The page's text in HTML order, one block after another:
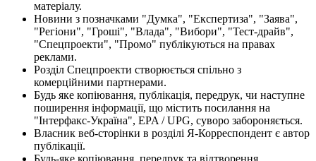
матеріалу.
Новини з позначками "Думка", "Експертиза", "Заява",
"Регіони", "Гроші", "Влада", "Вибори", "Тест-драйв",
"Спецпроекти", "Промо" публікуються на правах
реклами.
Розділ Спецпроекти створюється спільно з
комерційними партнерами.
Будь яке копіювання, публікація, передрук, чи наступне
поширення інформації, що містить посилання на
"Інтерфакс-Україна", EPA / UPG, суворо забороняється.
Власник веб-сторінки в розділі Я-Корреспондент є автор
публікації.
Будь-яке копіювання, передрук та відтворення